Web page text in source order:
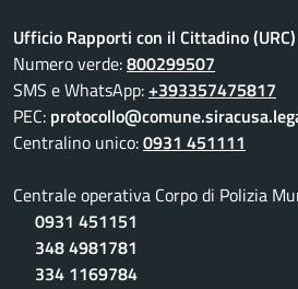
Ufficio Rapporti con il Cittadino (URC)
Numero verde:800299507
SMS e WhatsApp:+393357475817
PEC:
Centralino unico:0931 451111
Centrale operativa Corpo di Polizia
0931 451151
348 4981781
334 1169784